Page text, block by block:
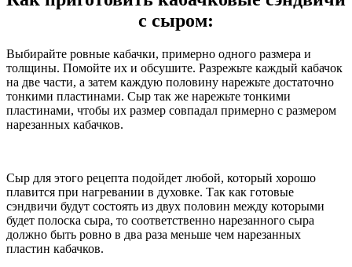
с сыром:
Выбирайте ровные кабачки, примерно одного размера и
толщины. Помойте их и обсушите. Разрежьте каждый кабачок
на две части, а затем каждую половину нарежьте достаточно
тонкими пластинами. Сыр так же нарежьте тонкими
пластинами, чтобы их размер совпадал примерно с размером
нарезанных кабачков.
Сыр для этого рецепта подойдет любой, который хорошо
плавится при нагревании в духовке. Так как готовые
сэндвичи будут состоять из двух половин между которыми
будет полоска сыра, то соответственно нарезанного сыра
должно быть ровно в два раза меньше чем нарезанных
пластин кабачков.